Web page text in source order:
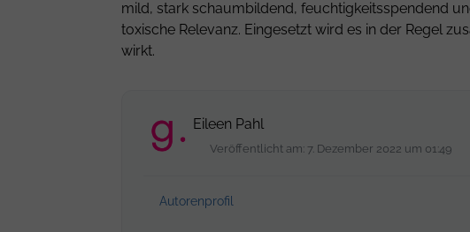
mild, stark schaumbildend, feuchtigkeitsspendend
toxische Relevanz. Eingesetzt wird es in der Regel
wirkt.
Eileen Pahl
Veröffentlicht am: 7. Dezember 2022 um 01:49
Autorenprofil